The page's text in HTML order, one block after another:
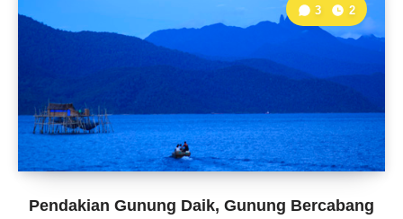
Pendakian Gunung Daik, Gunung Bercabang
3 2